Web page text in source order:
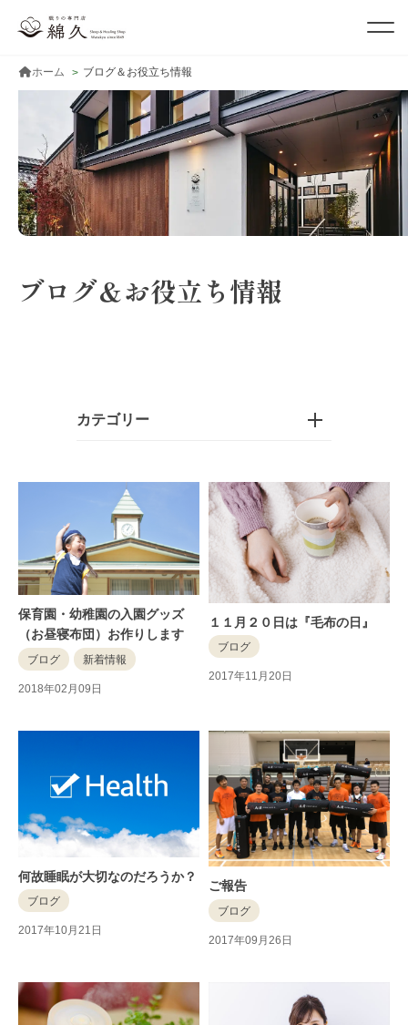
ホーム ブログ＆お役立ち情報
ブログ＆お役立ち情報
カテゴリー
保育園・幼稚園の入園グッズ
（お昼寝布団）お作りします
ブログ 新着情報
2018年02月09日
１１月２０日は『毛布の日』
ブログ
2017年11月20日
何故睡眠が大切なのだろうか？
ブログ
2017年10月21日
ご報告
ブログ
2017年09月26日